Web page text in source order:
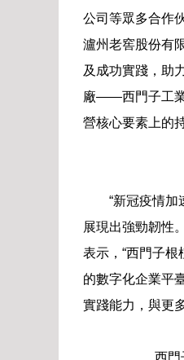
公司等眾多合作
瀘州老窖股份有
及成功實踐，助
廠——西門子工業
營核心要素上的
“新冠疫情
展現出強勁韌性
表示，“西門子
的數字化企業平
實踐能力，與更
西門